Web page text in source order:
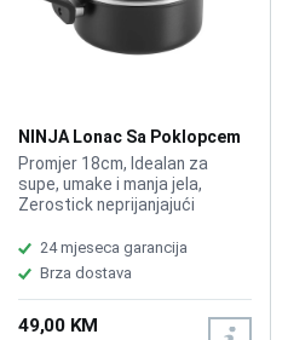
NINJA Lonac Sa Poklopcem
Zerostick Classic 18cm
CW50218DE
Promjer 18cm, Idealan za
supe, umake i manja jela,
Zerostick neprijanjajući
kontrolu kuhanja, Pogodno za
sve vrste ploča uključujući
indukciju, Otpornost na
pećnicu, Jednostavno
čišćenje i održavanje
24 mjeseca garancija
Brza dostava
49,00 KM